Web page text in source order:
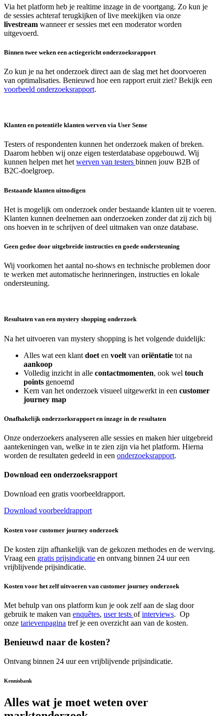
Via het platform heb je realtime inzage in de voortgang. Zo kun je
de sessies achteraf terugkijken of live meekijken via onze
livestream wanneer er sessies met een moderator worden
uitgevoerd.
Binnen twee weken een actiegericht onderzoeksrapport
Zo kun je na het onderzoek direct aan de slag met het doorvoeren
van optimalisaties. Benieuwd hoe een rapport eruit ziet? Bekijk een
voorbeeld onderzoeksrapport.
Klanten en potentiële klanten werven via User Sense
Testers of respondenten kunnen het onderzoek maken of breken.
Daarom hebben wij onze eigen testerdatabase opgebouwd. Wij
kunnen helpen met hetwerven van testers binnen jouw B2B of
B2C-doelgroep.
Bestaande klanten uitnodigen
Het is mogelijk om onderzoek onder bestaande klanten uit te voeren.
Klanten kunnen deelnemen aan onderzoeken zonder dat zij zich bij
ons hoeven in te schrijven of deel uitmaken van onze database.
Geen gedoe door uitgebreide instructies en goede ondersteuning
Wij voorkomen het aantal no-shows en technische problemen door
te werken met automatische herinneringen, instructies en lokale
ondersteuning.
Resultaten van een mystery shopping onderzoek
Na het uitvoeren van mystery shopping is het volgende duidelijk:
Alles wat een klant doet en voelt van oriëntatie tot na
aankoop
Volledig inzicht in alle contactmomenten, ook wel touch
points genoemd
Kern van het onderzoek visueel uitgewerkt in een customer
journey map
Onafhakelijk onderzoeksrapport en inzage in de resultaten
Onze onderzoekers analyseren alle sessies en maken hier uitgebreid
aantekeningen van, welke in te zien zijn via het platform. Hierna
worden de resultaten gedeeld in een onderzoeksrapport.
Download een onderzoeksrapport
Download een gratis voorbeeldrapport.
Download voorbeeldrapport
Kosten voor customer journey onderzoek
De kosten zijn afhankelijk van de gekozen methodes en de werving.
Vraag een gratis prijsindicatie en ontvang binnen 24 uur een
vrijblijvende prijsindicatie.
Kosten voor het zelf uitvoeren van customer journey onderzoek
Met behulp van ons platform kun je ook zelf aan de slag door
gebruik te maken van enquêtes, user tests ofinterviews. Op
onze tarievenpagina tref je een overzicht aan van de kosten.
Benieuwd naar de kosten?
Ontvang binnen 24 uur een vrijblijvende prijsindicatie.
Kennisbank
Alles wat je moet weten over